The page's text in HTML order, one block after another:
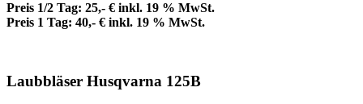
Preis 1/2 Tag: 25,- € inkl. 19 % MwSt.
Preis 1 Tag: 40,- € inkl. 19 % MwSt.
Laubbläser Husqvarna 125B